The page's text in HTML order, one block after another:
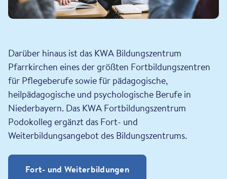
Darüber hinaus ist das KWA Bildungszentrum
Pfarrkirchen eines der größten Fortbildungszentren
für Pflegeberufe sowie für pädagogische,
heilpädagogische und psychologische Berufe in
Niederbayern. Das KWA Fortbildungszentrum
Podokolleg ergänzt das Fort- und
Weiterbildungsangebot des Bildungszentrums.
Fort- und Weiterbildungen